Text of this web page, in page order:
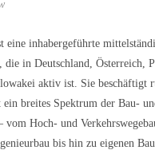
eine inhabergeführte
die in Deutschland, Österreich,
aktiv ist. Sie beschäftigt
breites Spektrum der Bau-
vom Hoch- und
bis hin zu eigenen